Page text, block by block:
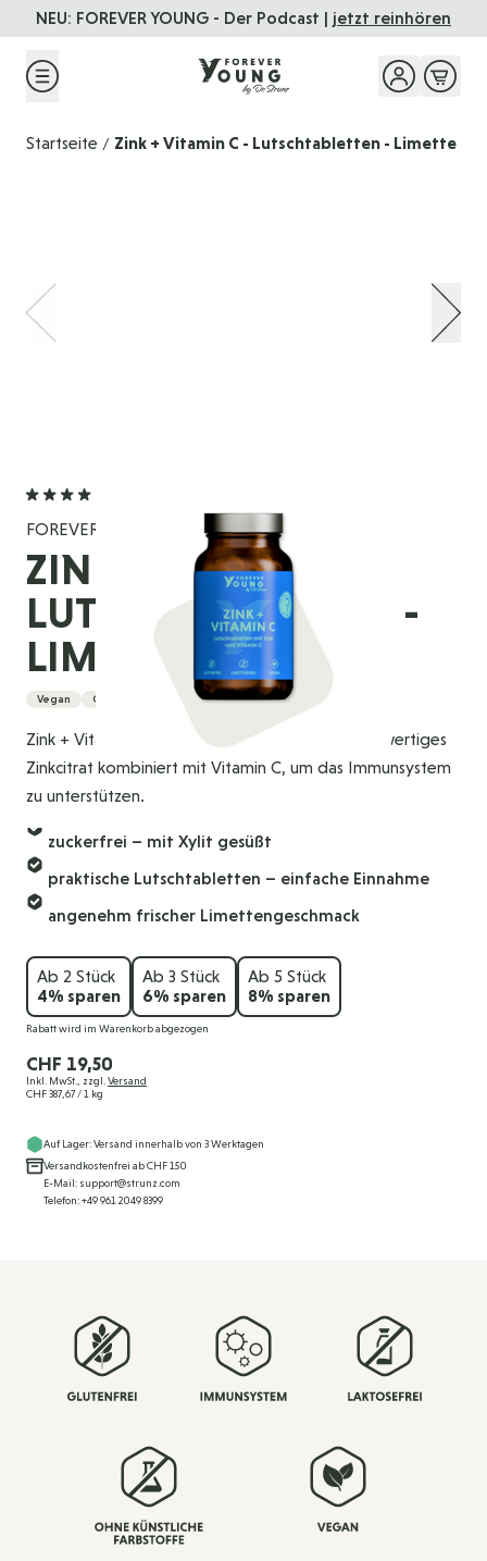
Direkt zum Inhalt
NEU: FOREVER YOUNG - Der Podcast | jetzt reinhören
Startseite / Zink + Vitamin C - Lutschtabletten - Limette
FOREVER YOUNG
ZINK + VITAMIN C -
LUTSCHTABLETTEN -
LIMETTE
Vegan Glutenfrei
Zink + Vitamin C Lutschtabletten enthalten hochwertiges
Zinkcitrat kombiniert mit Vitamin C, um das Immunsystem
zu unterstützen.
zuckerfrei – mit Xylit gesüßt
praktische Lutschtabletten – einfache Einnahme
angenehm frischer Limettengeschmack
Ab 2 Stück
4% sparen
Ab 3 Stück
6% sparen
Ab 5 Stück
8% sparen
Rabatt wird im Warenkorb abgezogen
CHF 19,50
Inkl. MwSt., zzgl. Versand
CHF 387,67 / 1 kg
Auf Lager: Versand innerhalb von 3 Werktagen
Versandkostenfrei ab CHF 150
E-Mail: support@strunz.com
Telefon: +49 961 2049 8399